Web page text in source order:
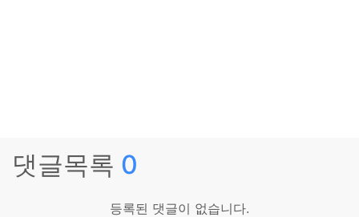
댓글목록 0
등록된 댓글이 없습니다.